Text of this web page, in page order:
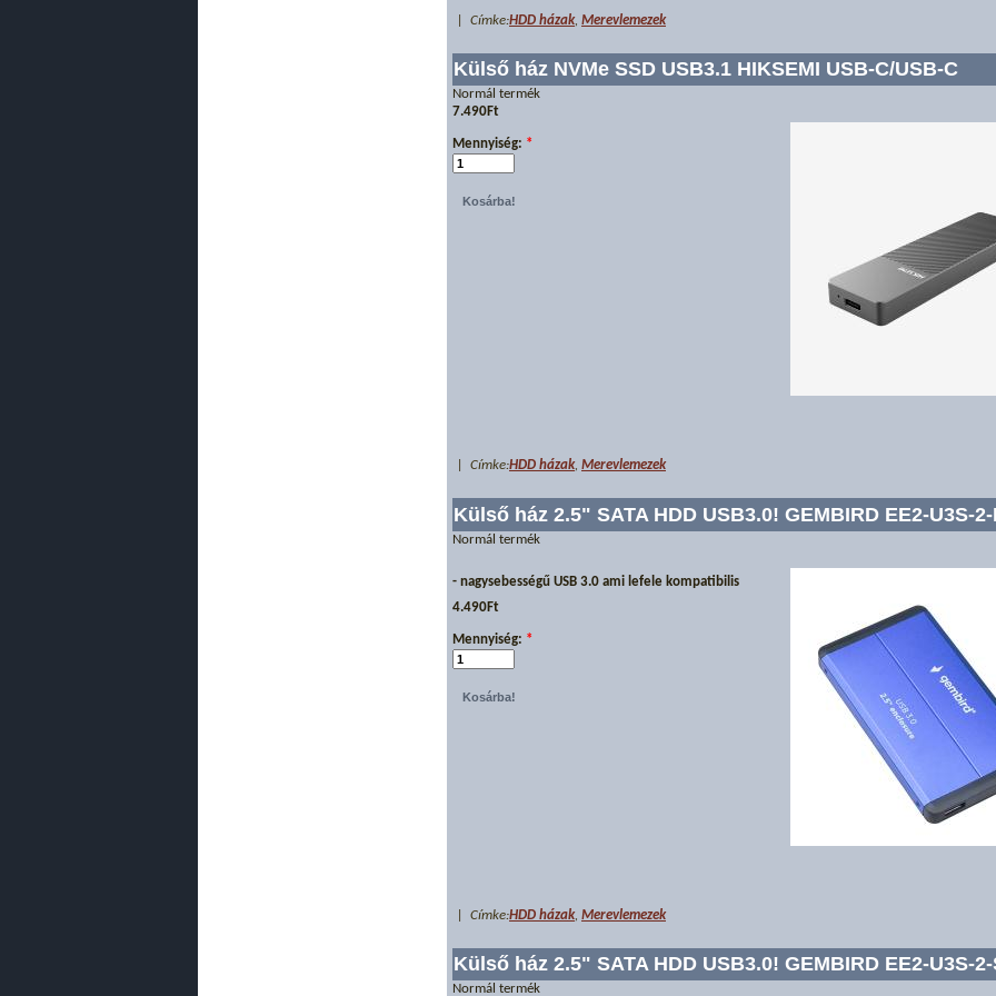
| Címke:HDD házak, Merevlemezek
Külső ház NVMe SSD USB3.1 HIKSEMI USB-C/USB-C
Normál termék
7.490Ft
Mennyiség: *
| Címke:HDD házak, Merevlemezek
Külső ház 2.5" SATA HDD USB3.0! GEMBIRD EE2-U3S-
Normál termék
- nagysebességű USB 3.0 ami lefele kompatibilis
4.490Ft
Mennyiség: *
| Címke:HDD házak, Merevlemezek
Külső ház 2.5" SATA HDD USB3.0! GEMBIRD EE2-U3S-
Normál termék